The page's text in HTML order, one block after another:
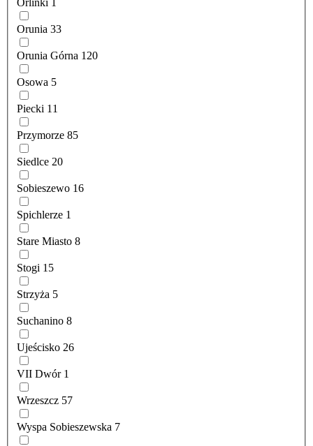
Orlinki
Orunia 33
Orunia Górna 120
Osowa 5
Piecki 11
Przymorze 85
Siedlce 20
Sobieszewo 16
Spichlerze 1
Stare Miasto 8
Stogi 15
Strzyża 5
Suchanino 8
Ujeścisko 26
VII Dwór 1
Wrzeszcz 57
Wyspa Sobieszewska 7